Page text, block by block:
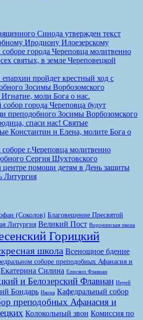
Синода утвержден текст
Иродиону Илоезерскому
города Череповца молитвенно
святых, в земле Череповецкой
пройдет крестный ход с
Зосимы Ворбозомского
моли Бога о нас.
города Череповца будут
преподобного Зосимы Ворбозомского
спаси нас! Святые
Константин и Елена, молите Бога о
г.Череповца молитвенно
Сергия Шухтовского
центре помощи детям в День защиты
Литургия
(Соколов) Благовещение Пресвятой
Литургия Великий Пост Воронинская икона
Горицкий
школа Всенощное бдение
соборе преподобных Афанасия и
Екатерина Силина Епископ Флавиан
и Белозерский Флавиан Иерей
Бондарь Икона Кафедральный собор
преподобных Афанасия и
Колокольный звон Комиссия по